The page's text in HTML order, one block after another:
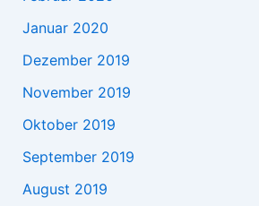
Januar 2020
Dezember 2019
November 2019
Oktober 2019
September 2019
August 2019